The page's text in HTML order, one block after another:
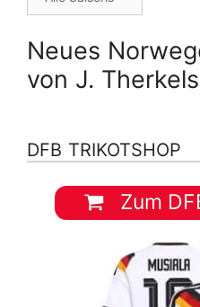
Neues
von J.
DFB TRIKOTSHOP
Zum